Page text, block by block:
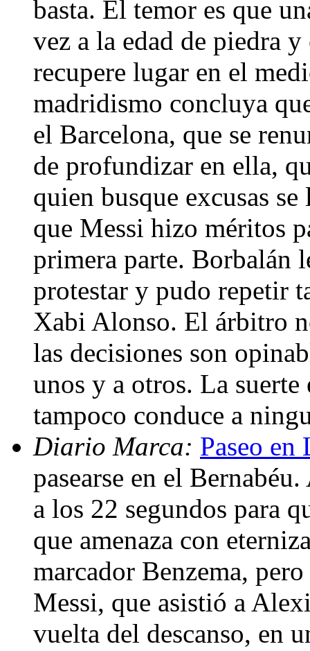
basta. El temor es que
vez a la edad de piedra
recupere lugar en el
madridismo concluya
el Barcelona, que se
de profundizar en ella,
quien busque excusas
que Messi hizo méritos
primera parte. Borbalán
protestar y pudo repetir
Xabi Alonso. El árbitro
las decisiones son
unos y a otros. La suerte
tampoco conduce a
Diario Marca: Paseo en
pasearse en el
a los 22 segundos para
que amenaza con
marcador Benzema,
Messi, que asistió a
vuelta del descanso, en